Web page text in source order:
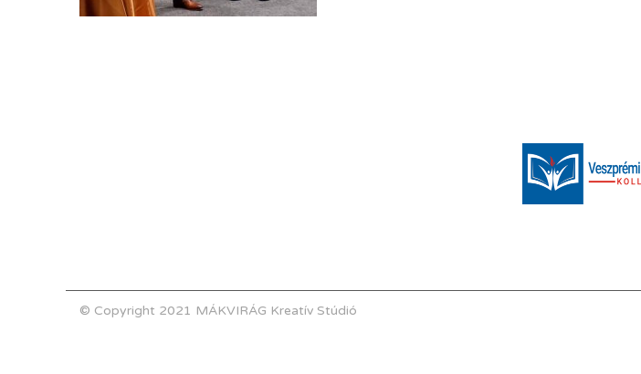
© Copyright 2021 MÁKVIRÁG Kreatív Stúdió